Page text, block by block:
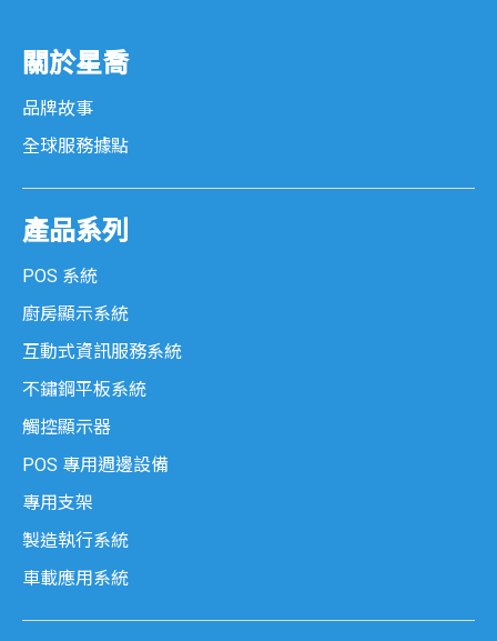
關於星喬
品牌故事
全球服務據點
產品系列
POS 系統
廚房顯示系統
互動式資訊服務系統
不鏽鋼平板系統
觸控顯示器
POS 專用週邊設備
專用支架
製造執行系統
車載應用系統